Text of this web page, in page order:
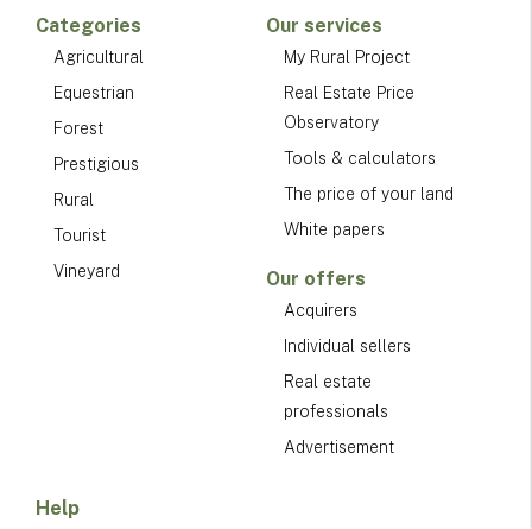
Categories
Agricultural
Equestrian
Forest
Prestigious
Rural
Tourist
Vineyard
Our services
My Rural Project
Real Estate Price
Observatory
Tools & calculators
The price of your land
White papers
Our offers
Acquirers
Individual sellers
Real estate
professionals
Advertisement
Help